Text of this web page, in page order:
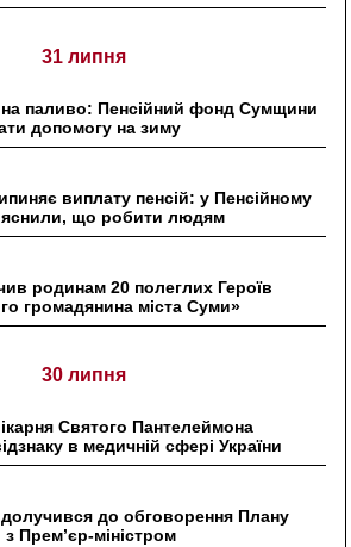
31 липня
паливо: Пенсійний фонд Сумщини
допомогу на зиму
виплату пенсій: у Пенсійному
що робити людям
родинам 20 полеглих Героїв
громадянина міста Суми»
30 липня
Святого Пантелеймона
в медичній сфері України
до обговорення Плану
Прем’єр-міністром